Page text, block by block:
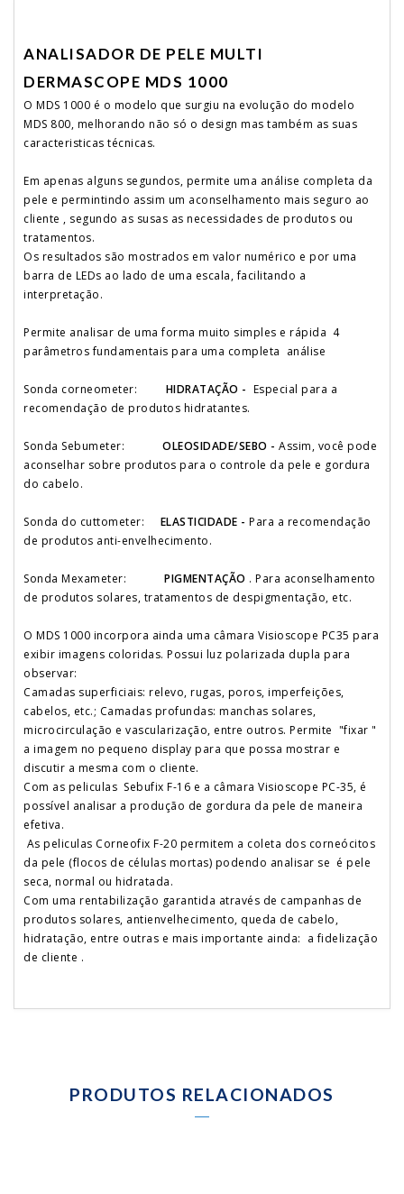
ANALISADOR DE PELE MULTI
DERMASCOPE MDS 1000
O MDS 1000 é o modelo que surgiu na evolução do modelo
MDS 800, melhorando não só o design mas também as suas
caracteristicas técnicas.
Em apenas alguns segundos, permite uma análise completa da
pele e permintindo assim um aconselhamento mais seguro ao
cliente , segundo as susas as necessidades de produtos ou
tratamentos.
Os resultados são mostrados em valor numérico e por uma
barra de LEDs ao lado de uma escala, facilitando a
interpretação.
Permite analisar de uma forma muito simples e rápida 4
parâmetros fundamentais para uma completa análise
Sonda corneometer: HIDRATAÇÃO - Especial para a
recomendação de produtos hidratantes.
Sonda Sebumeter: OLEOSIDADE/SEBO - Assim, você pode
aconselhar sobre produtos para o controle da pele e gordura
do cabelo.
Sonda do cuttometer: ELASTICIDADE - Para a recomendação
de produtos anti-envelhecimento.
Sonda Mexameter: PIGMENTAÇÃO . Para aconselhamento
de produtos solares, tratamentos de despigmentação, etc.
O MDS 1000 incorpora ainda uma câmara Visioscope PC35 para
exibir imagens coloridas. Possui luz polarizada dupla para
observar:
Camadas superficiais: relevo, rugas, poros, imperfeições,
cabelos, etc.; Camadas profundas: manchas solares,
microcirculação e vascularização, entre outros. Permite "fixar "
a imagem no pequeno display para que possa mostrar e
discutir a mesma com o cliente.
Com as peliculas Sebufix F-16 e a câmara Visioscope PC-35, é
possível analisar a produção de gordura da pele de maneira
efetiva.
As peliculas Corneofix F-20 permitem a coleta dos corneócitos
da pele (flocos de células mortas) podendo analisar se é pele
seca, normal ou hidratada.
Com uma rentabilização garantida através de campanhas de
produtos solares, antienvelhecimento, queda de cabelo,
hidratação, entre outras e mais importante ainda: a fidelização
de cliente .
PRODUTOS RELACIONADOS